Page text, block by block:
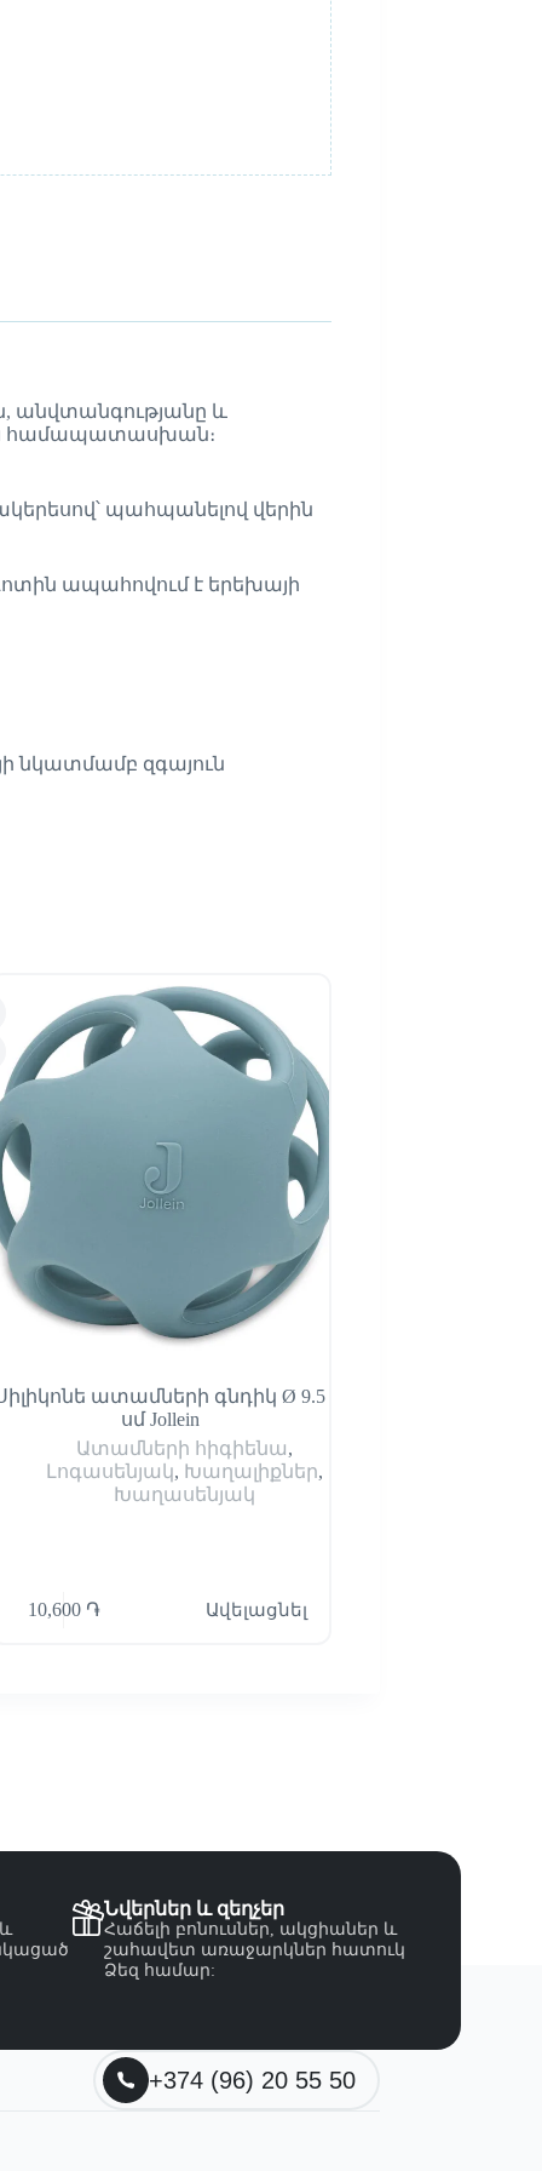
անվտանգությանը և
համապատասխան։
պահպանելով վերին
ապահովում է երեխայի
նկատմամբ զգայուն
ատամների գնդիկ Ø 9.5
սմ Jollein
Ատամների հիգիենա,
Լոգասենյակ, Խաղալիքներ,
Խաղասենյակ
10,600 ֏ Ավելացնել
Նվերներ և զեղչեր
Հաճելի բոնուսներ, ակցիաներ և
շահավետ առաջարկներ հատուկ
Ձեզ համար:
+374 (96) 20 55 50